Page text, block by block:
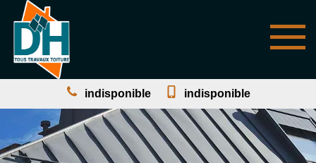
indisponible indisponible